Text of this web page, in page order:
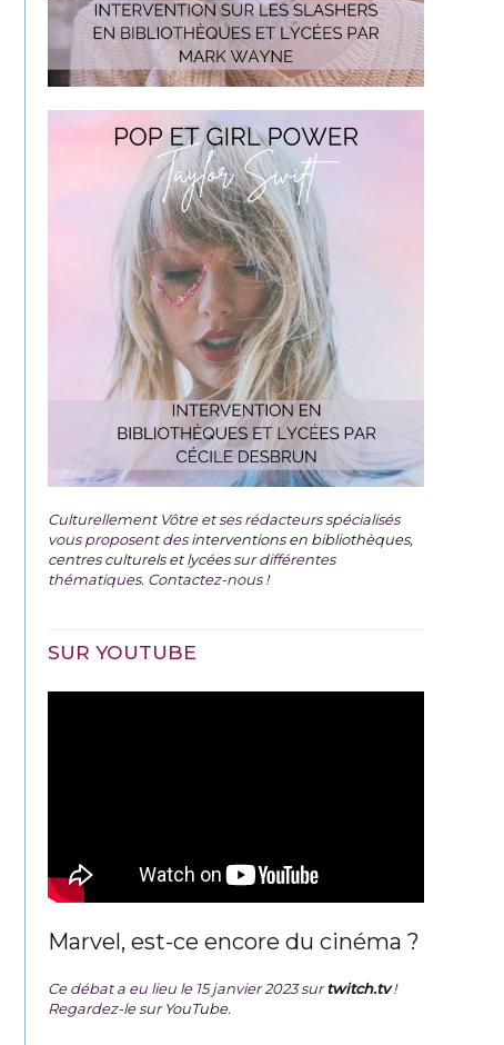
Culturellement Vôtre et ses rédacteurs spécialisés
vous proposent desinterventions en bibliothèques,
centres culturels et lycéessur différentes
thématiques. Contactez-nous !
SUR YOUTUBE
Marvel, est-ce encore du cinéma ?
Ce débat a eu lieu le 15 janvier 2023 surtwitch.tv !
Regardez-le surYouTube.